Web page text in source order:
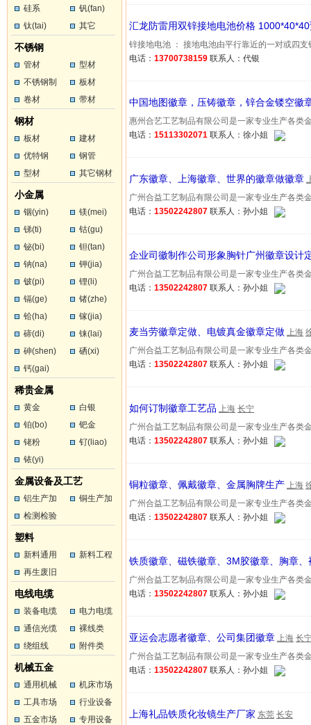
硅系
钒(fan)
钛(tai)
其它
不锈钢
管材
型材
不锈钢制
品
板材
卷材
带材
钢材
板材
建材
优特钢
钢管
型材
其它钢材
小金属
铟(yin)
镁(mei)
锑(ti)
钴(gu)
铋(bi)
钽(tan)
钠(na)
钾(jia)
铍(pi)
锂(li)
镉(ge)
锗(zhe)
铪(ha)
镓(jia)
碲(di)
铼(lai)
砷(shen)
硒(xi)
钙(gai)
稀贵金属
黄金
白银
铂(bo)
钯金
铑粉
钌(liao)
铱(yi)
金属设备及工艺
铝生产加
工
铜生产加
检测检验
塑料
新料通用
塑料
新料工程
再生废旧
塑料
电线电缆
装备电缆
电力电缆
通信光缆
裸线类
绕组线
附件类
机械五金
通用机械
机床市场
工具市场
行业设备
五金市场
专用设备
汇龙防雷用双锌接地电池价格
锌接地电池 ： 接地电池由平行靠近的一对或四
电话： 13700738159 联系人：代银
中国地图徽章，压铸徽章，锌合金镂空徽
惠州合艺工艺制品有限公司是一家专业生产各
电话： 15113302071 联系人：徐小姐
广东徽章、上海徽章、世界的徽章做徽章
广州合益工艺制品有限公司是一家专业生产各
电话： 13502242807 联系人：孙小姐
企业司徽制作公司形象胸针广州徽章设计
广州合益工艺制品有限公司是一家专业生产各
电话： 13502242807 联系人：孙小姐
麦当劳徽章定做、电镀真金徽章定做 上海
广州合益工艺制品有限公司是一家专业生产各
电话： 13502242807 联系人：孙小姐
如何订制徽章工艺品 上海 长宁
广州合益工艺制品有限公司是一家专业生产各
电话： 13502242807 联系人：孙小姐
铜粒徽章、佩戴徽章、金属胸牌生产 上海
广州合益工艺制品有限公司是一家专业生产各
电话： 13502242807 联系人：孙小姐
铁质徽章、磁铁徽章、3M胶徽章、胸章、
广州合益工艺制品有限公司是一家专业生产各
电话： 13502242807 联系人：孙小姐
亚运会志愿者徽章、公司集团徽章 上海 长
广州合益工艺制品有限公司是一家专业生产各
电话： 13502242807 联系人：孙小姐
上海礼品铁质化妆镜生产厂家 东莞 长安